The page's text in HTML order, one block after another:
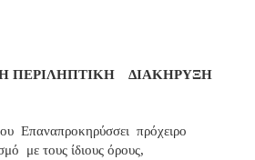
ΠΕΡΙΛΗΠΤΙΚΗ ΔΙΑΚΗΡΥΞΗ
Επαναπροκηρύσσει πρόχειρο
με τους ίδιους όρους,